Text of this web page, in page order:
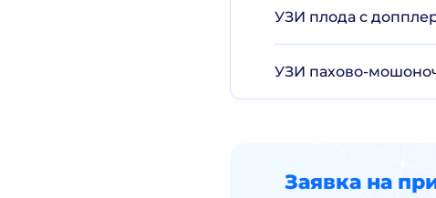
УЗИ плода с
УЗИ пахово-
Заявка на